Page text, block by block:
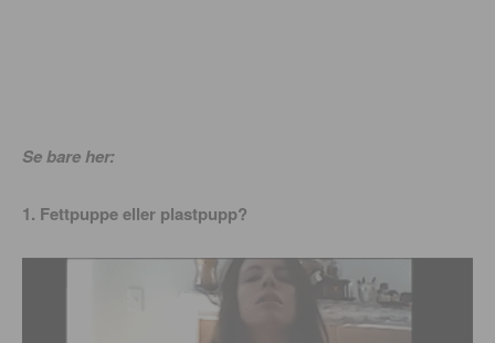
Se bare her:
1. Fettpuppe eller plastpupp?